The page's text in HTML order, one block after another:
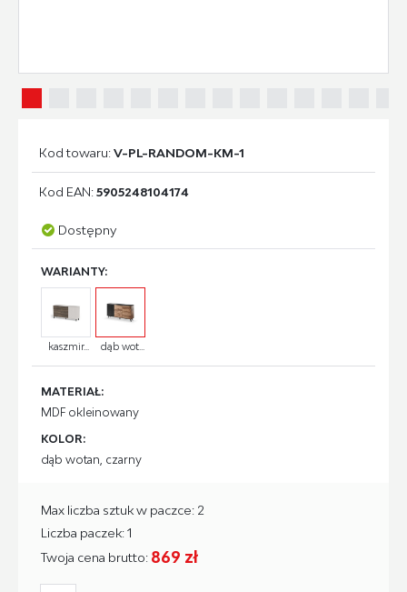
Kod towaru:V-PL-RANDOM-KM-1
Kod EAN:5905248104174
Dostępny
WARIANTY:
kaszmir... dąb wot...
MATERIAŁ:
MDF okleinowany
KOLOR:
dąb wotan, czarny
Twoja cena brutto: 869 zł
Max liczba sztuk w paczce: 2
Liczba paczek: 1